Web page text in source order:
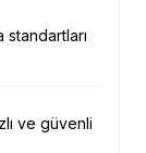
ve güvenli